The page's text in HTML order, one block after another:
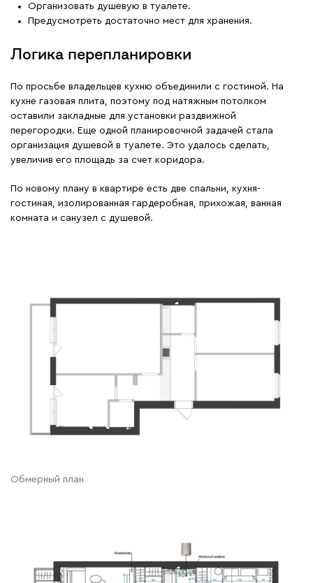
Организовать душевую в туалете.
Предусмотреть достаточно мест для хранения.
Логика перепланировки
По просьбе владельцев кухню объединили с гостиной. На
кухне газовая плита, поэтому под натяжным потолком
оставили закладные для установки раздвижной
перегородки. Еще одной планировочной задачей стала
организация душевой в туалете. Это удалось сделать,
увеличив его площадь за счет коридора.
По новому плану в квартире есть две спальни, кухня-
гостиная, изолированная гардеробная, прихожая, ванная
комната и санузел с душевой.
Обмерный план